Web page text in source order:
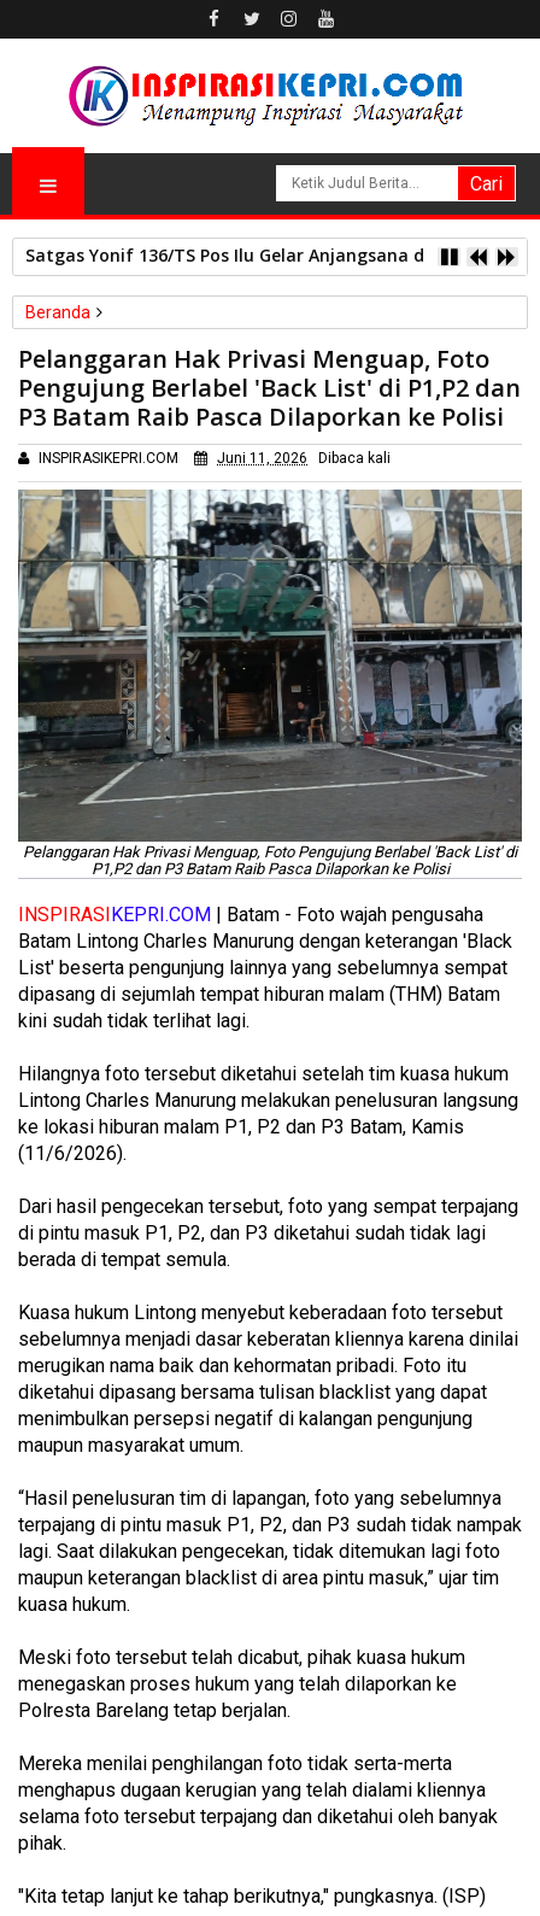
Satgas Yonif 136/TS Pos Ilu Gelar Anjangsana dan Bagikan
Beranda
Pelanggaran Hak Privasi Menguap, Foto Pengujung Berlabel
'Back List' di P1,P2 dan P3 Batam Raib Pasca Dilaporkan ke Polisi
Pelanggaran Hak Privasi Menguap, Foto
Pengujung Berlabel 'Back List' di P1,P2 dan
P3 Batam Raib Pasca Dilaporkan ke Polisi
INSPIRASIKEPRI.COM Juni 11, 2026 Dibaca kali
Pelanggaran Hak Privasi Menguap, Foto Pengujung Berlabel 'Back List' di
P1,P2 dan P3 Batam Raib Pasca Dilaporkan ke Polisi
INSPIRASI KEPRI.COM
| Batam - Foto wajah pengusaha
Batam Lintong Charles Manurung dengan keterangan 'Black
List' beserta pengunjung lainnya yang sebelumnya sempat
dipasang di sejumlah tempat hiburan malam (THM) Batam
kini sudah tidak terlihat lagi.
Hilangnya foto tersebut diketahui setelah tim kuasa hukum
Lintong Charles Manurung melakukan penelusuran langsung
ke lokasi hiburan malam P1, P2 dan P3 Batam, Kamis
(11/6/2026).
Dari hasil pengecekan tersebut, foto yang sempat terpajang
di pintu masuk P1, P2, dan P3 diketahui sudah tidak lagi
berada di tempat semula.
Kuasa hukum Lintong menyebut keberadaan foto tersebut
sebelumnya menjadi dasar keberatan kliennya karena dinilai
merugikan nama baik dan kehormatan pribadi. Foto itu
diketahui dipasang bersama tulisan blacklist yang dapat
menimbulkan persepsi negatif di kalangan pengunjung
maupun masyarakat umum.
“Hasil penelusuran tim di lapangan, foto yang sebelumnya
terpajang di pintu masuk P1, P2, dan P3 sudah tidak nampak
lagi. Saat dilakukan pengecekan, tidak ditemukan lagi foto
maupun keterangan blacklist di area pintu masuk,” ujar tim
kuasa hukum.
Meski foto tersebut telah dicabut, pihak kuasa hukum
menegaskan proses hukum yang telah dilaporkan ke
Polresta Barelang tetap berjalan.
Mereka menilai penghilangan foto tidak serta-merta
menghapus dugaan kerugian yang telah dialami kliennya
selama foto tersebut terpajang dan diketahui oleh banyak
pihak.
"Kita tetap lanjut ke tahap berikutnya," pungkasnya. (ISP)